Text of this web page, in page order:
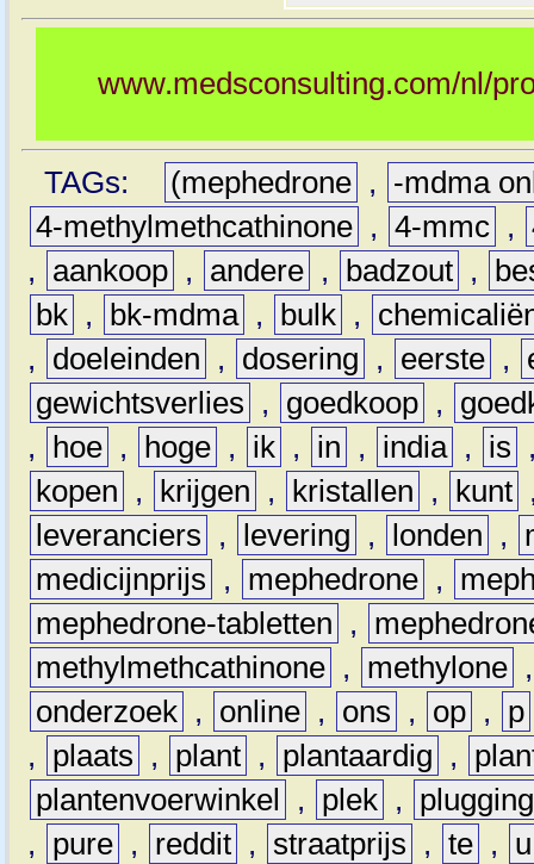
www.medsconsulting.com/nl/
TAGs: (mephedrone ,
-mdma
4-methylmethcathinone , 4-mmc ,
,
aankoop , andere , badzout ,
bk , bk-mdma , bulk ,
,
doeleinden , dosering , eerste ,
gewichtsverlies
, goedkoop ,
,
hoe , hoge , ik , in , india , is
kopen
, krijgen , kristallen , kunt
leveranciers
, levering , londen ,
medicijnprijs
, mephedrone ,
mephedrone-tabletten
,
methylmethcathinone , methylone
onderzoek , online , ons , op , p
,
plaats , plant , plantaardig ,
plantenvoerwinkel
, plek ,
plugging
,
pure , reddit , straatprijs , te ,
u